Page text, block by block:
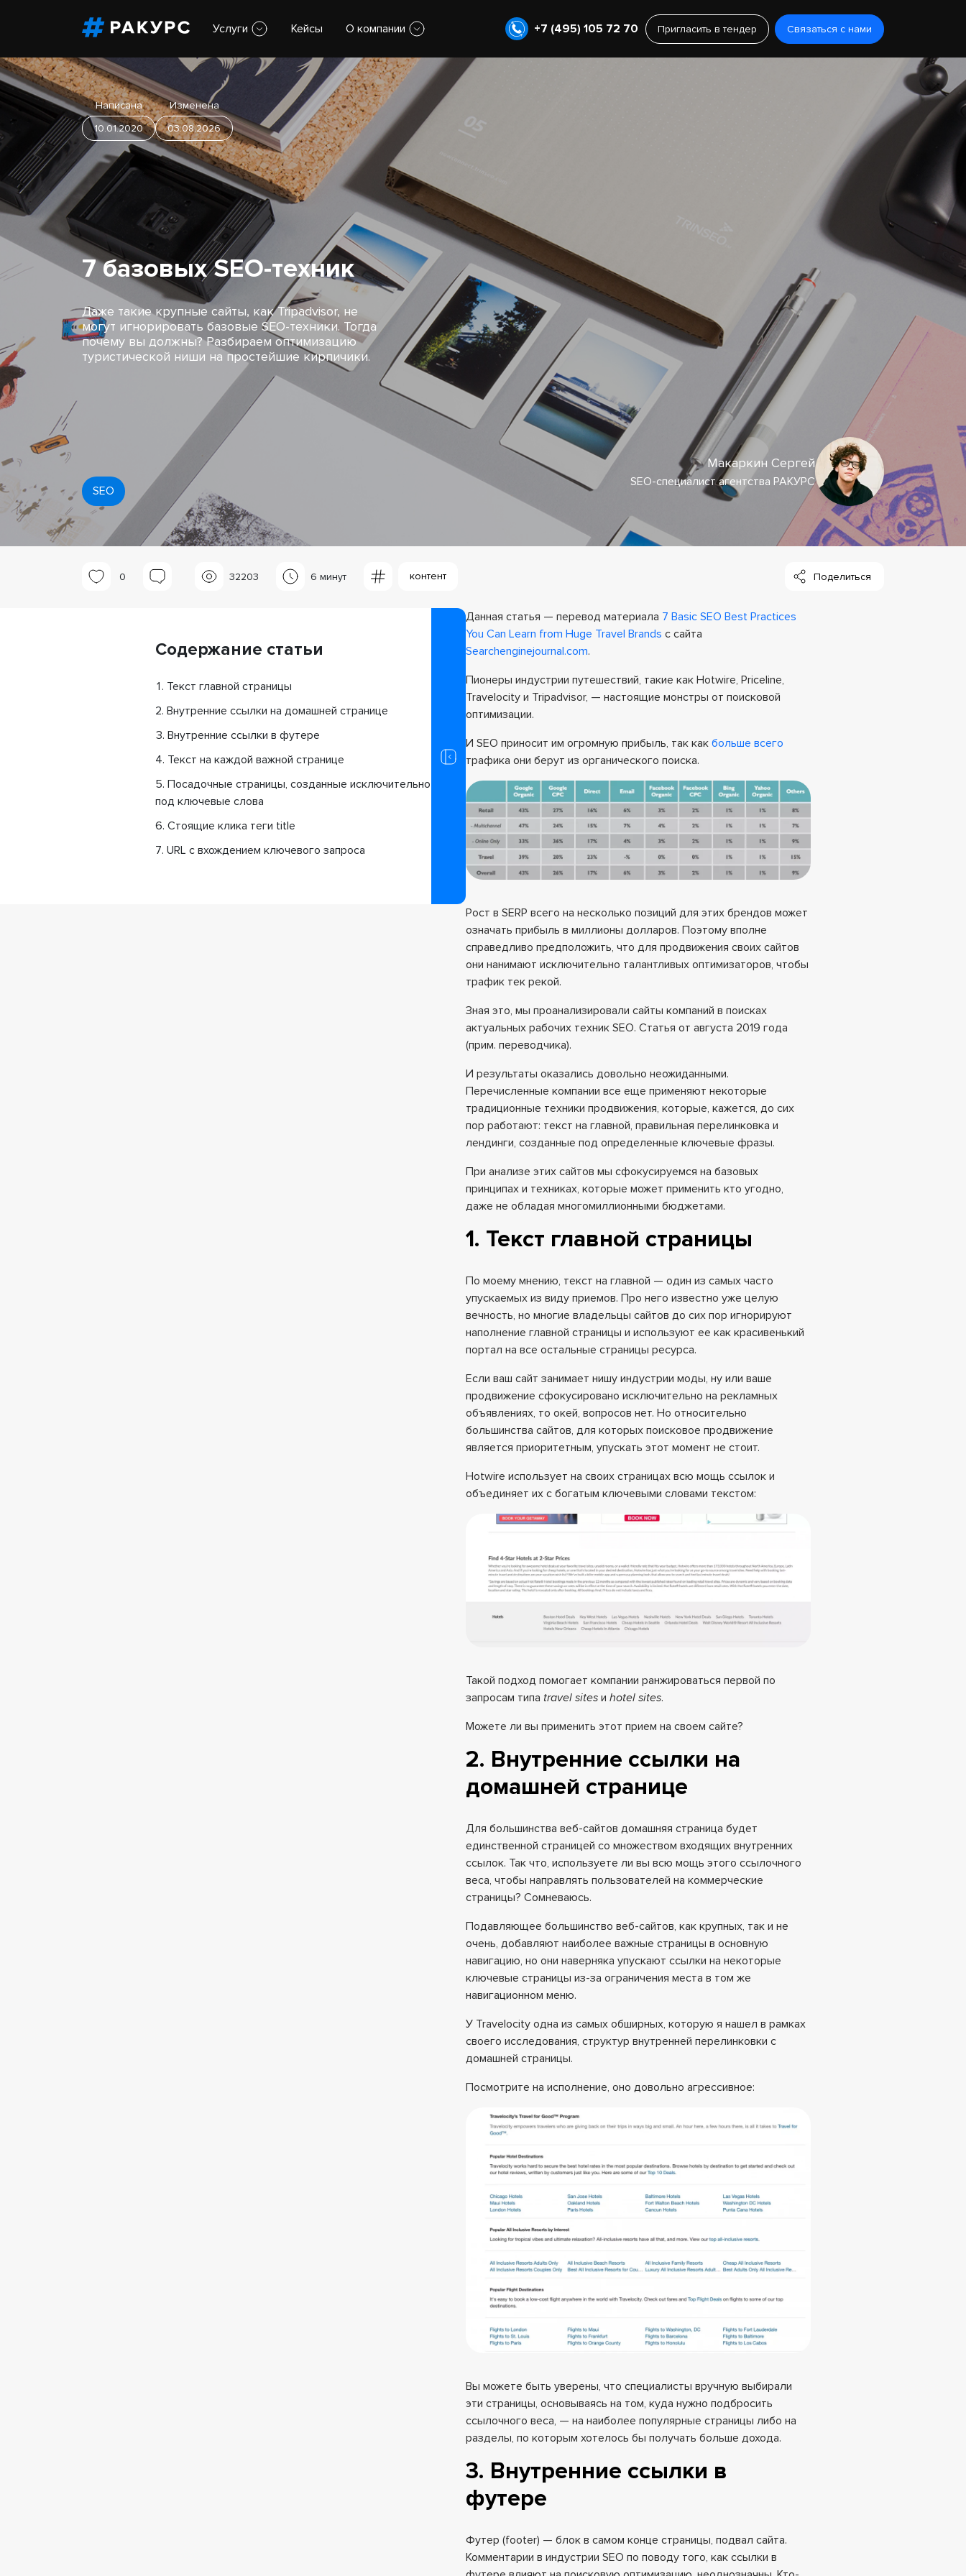
Услуги Кейсы О компании +7 (495) 105 72 70 Пригласить в тендер Связаться с нами
Написана
10.01.2020
Изменена
03.08.2026
7 базовых SEO-техник
Даже такие крупные сайты, как Tripadvisor, не
могут игнорировать базовые SEO-техники. Тогда
почему вы должны? Разбираем оптимизацию
туристической ниши на простейшие кирпичики.
SEO
Макаркин Сергей
SEO-специалист агентства РАКУРС
0 32203 6 минут контент
Содержание статьи
Текст главной страницы
Внутренние ссылки на домашней странице
Внутренние ссылки в футере
Текст на каждой важной странице
Посадочные страницы, созданные исключительно
под ключевые слова
Стоящие клика теги title
URL с вхождением ключевого запроса
Данная статья — перевод материала 7 Basic SEO Best Practices
You Can Learn from Huge Travel Brands с сайта
Searchenginejournal.com.
Пионеры индустрии путешествий, такие как Hotwire, Priceline,
Travelocity и Tripadvisor, — настоящие монстры от поисковой
оптимизации.
И SEO приносит им огромную прибыль, так как больше всего
трафика они берут из органического поиска.
Рост в SERP всего на несколько позиций для этих брендов может
означать прибыль в миллионы долларов. Поэтому вполне
справедливо предположить, что для продвижения своих сайтов
они нанимают исключительно талантливых оптимизаторов, чтобы
трафик тек рекой.
Зная это, мы проанализировали сайты компаний в поисках
актуальных рабочих техник SEO. Статья от августа 2019 года
(прим. переводчика).
И результаты оказались довольно неожиданными.
Перечисленные компании все еще применяют некоторые
традиционные техники продвижения, которые, кажется, до сих
пор работают: текст на главной, правильная перелинковка и
лендинги, созданные под определенные ключевые фразы.
При анализе этих сайтов мы сфокусируемся на базовых
принципах и техниках, которые может применить кто угодно,
даже не обладая многомиллионными бюджетами.
1. Текст главной страницы
По моему мнению, текст на главной — один из самых часто
упускаемых из виду приемов. Про него известно уже целую
вечность, но многие владельцы сайтов до сих пор игнорируют
наполнение главной страницы и используют ее как красивенький
портал на все остальные страницы ресурса.
Если ваш сайт занимает нишу индустрии моды, ну или ваше
продвижение сфокусировано исключительно на рекламных
объявлениях, то окей, вопросов нет. Но относительно
большинства сайтов, для которых поисковое продвижение
является приоритетным, упускать этот момент не стоит.
Hotwire использует на своих страницах всю мощь ссылок и
объединяет их с богатым ключевыми словами текстом:
Такой подход помогает компании ранжироваться первой по
запросам типа travel sites и hotel sites.
Можете ли вы применить этот прием на своем сайте?
2. Внутренние ссылки на
домашней странице
Для большинства веб-сайтов домашняя страница будет
единственной страницей со множеством входящих внутренних
ссылок. Так что, используете ли вы всю мощь этого ссылочного
веса, чтобы направлять пользователей на коммерческие
страницы? Сомневаюсь.
Подавляющее большинство веб-сайтов, как крупных, так и не
очень, добавляют наиболее важные страницы в основную
навигацию, но они наверняка упускают ссылки на некоторые
ключевые страницы из-за ограничения места в том же
навигационном меню.
У Travelocity одна из самых обширных, которую я нашел в рамках
своего исследования, структур внутренней перелинковки с
домашней страницы.
Посмотрите на исполнение, оно довольно агрессивное:
Вы можете быть уверены, что специалисты вручную выбирали
эти страницы, основываясь на том, куда нужно подбросить
ссылочного веса, — на наиболее популярные страницы либо на
разделы, по которым хотелось бы получать больше дохода.
3. Внутренние ссылки в
футере
Футер (footer) — блок в самом конце страницы, подвал сайта.
Комментарии в индустрии SEO по поводу того, как ссылки в